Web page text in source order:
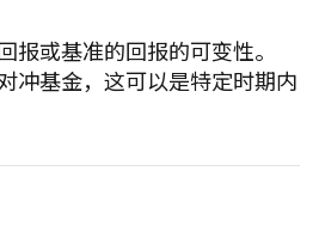
报或基准的回报的可变性。
冲基金，这可以是特定时期内